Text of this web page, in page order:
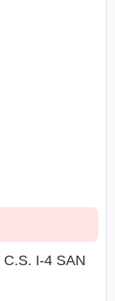
C.S. I-4 SAN